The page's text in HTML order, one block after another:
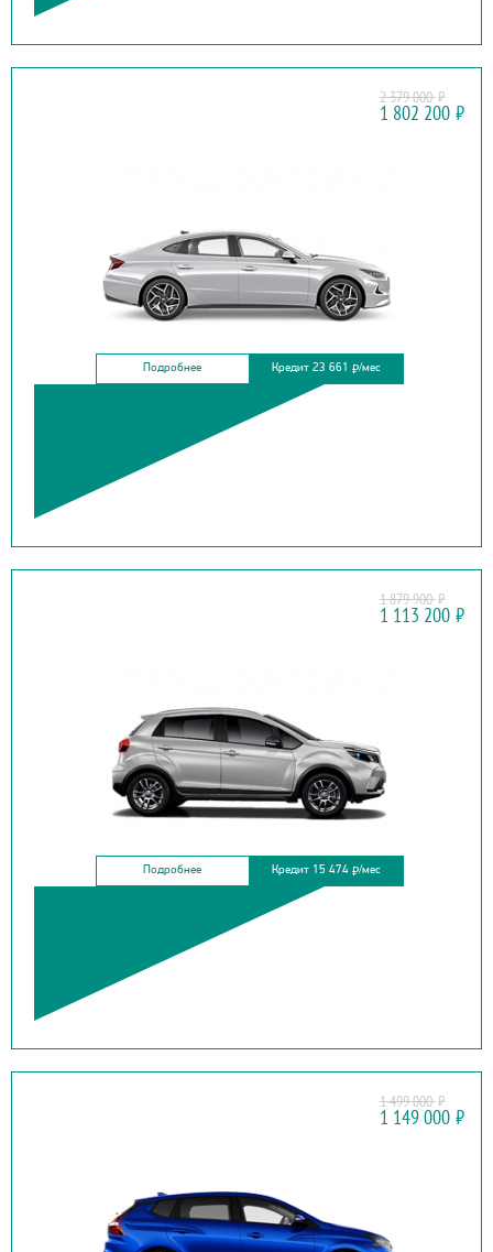
2 379 000₽
1 802 200 ₽
Подробнее Кредит 23 661 ₽/мес
1 879 900₽
1 113 200 ₽
Подробнее Кредит 15 474 ₽/мес
1 499 000₽
1 149 000 ₽